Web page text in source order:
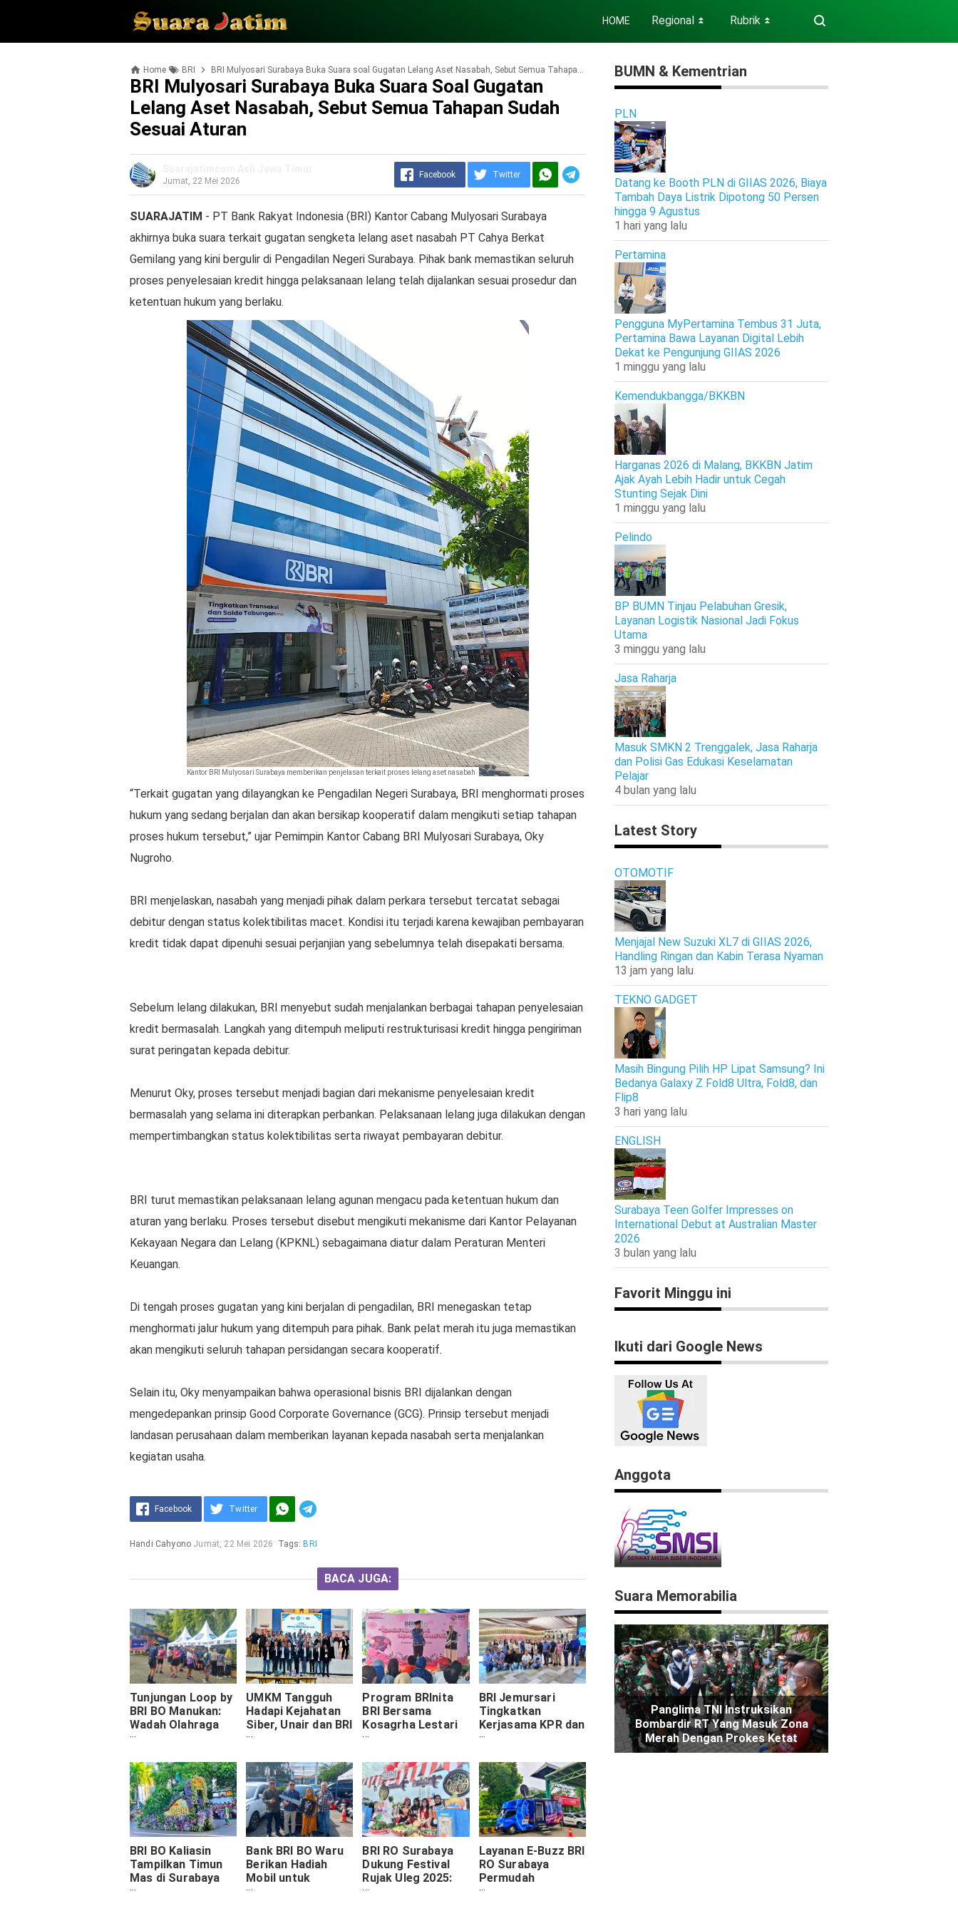
HOME Regional ⏬ Rubrik ⏬
Home BRI BRI Mulyosari Surabaya Buka Suara soal Gugatan Lelang Aset Nasabah, Sebut Semua Tahapan Sudah Sesuai Aturan
BRI Mulyosari Surabaya Buka Suara Soal Gugatan
Lelang Aset Nasabah, Sebut Semua Tahapan Sudah
Sesuai Aturan
Jumat, 22 Mei 2026
Facebook Twitter
SUARAJATIM - PT Bank Rakyat Indonesia (BRI) Kantor Cabang Mulyosari Surabaya
akhirnya buka suara terkait gugatan sengketa lelang aset nasabah PT Cahya Berkat
Gemilang yang kini bergulir di Pengadilan Negeri Surabaya. Pihak bank memastikan seluruh
proses penyelesaian kredit hingga pelaksanaan lelang telah dijalankan sesuai prosedur dan
ketentuan hukum yang berlaku.
Kantor BRI Mulyosari Surabaya memberikan penjelasan terkait proses lelang aset nasabah
“Terkait gugatan yang dilayangkan ke Pengadilan Negeri Surabaya, BRI menghormati proses
hukum yang sedang berjalan dan akan bersikap kooperatif dalam mengikuti setiap tahapan
proses hukum tersebut,” ujar Pemimpin Kantor Cabang BRI Mulyosari Surabaya, Oky
Nugroho.
BRI menjelaskan, nasabah yang menjadi pihak dalam perkara tersebut tercatat sebagai
debitur dengan status kolektibilitas macet. Kondisi itu terjadi karena kewajiban pembayaran
kredit tidak dapat dipenuhi sesuai perjanjian yang sebelumnya telah disepakati bersama.
Sebelum lelang dilakukan, BRI menyebut sudah menjalankan berbagai tahapan penyelesaian
kredit bermasalah. Langkah yang ditempuh meliputi restrukturisasi kredit hingga pengiriman
surat peringatan kepada debitur.
Menurut Oky, proses tersebut menjadi bagian dari mekanisme penyelesaian kredit
bermasalah yang selama ini diterapkan perbankan. Pelaksanaan lelang juga dilakukan dengan
mempertimbangkan status kolektibilitas serta riwayat pembayaran debitur.
BRI turut memastikan pelaksanaan lelang agunan mengacu pada ketentuan hukum dan
aturan yang berlaku. Proses tersebut disebut mengikuti mekanisme dari Kantor Pelayanan
Kekayaan Negara dan Lelang (KPKNL) sebagaimana diatur dalam Peraturan Menteri
Keuangan.
Di tengah proses gugatan yang kini berjalan di pengadilan, BRI menegaskan tetap
menghormati jalur hukum yang ditempuh para pihak. Bank pelat merah itu juga memastikan
akan mengikuti seluruh tahapan persidangan secara kooperatif.
Selain itu, Oky menyampaikan bahwa operasional bisnis BRI dijalankan dengan
mengedepankan prinsip Good Corporate Governance (GCG). Prinsip tersebut menjadi
landasan perusahaan dalam memberikan layanan kepada nasabah serta menjalankan
kegiatan usaha.
Facebook Twitter
Handi Cahyono Jumat, 22 Mei 2026 Tags: BRI
BACA JUGA:
Tunjungan Loop by
BRI BO Manukan:
Wadah Olahraga
dan Transformasi
untuk Masyarakat
UMKM Tangguh
Hadapi Kejahatan
Siber, Unair dan BRI
RO Surabaya
Digital
Program BRInita
BRI Bersama
Kosagrha Lestari
dalam Urban
Kemandirian
Pangan &
Pemberdayaan
Wanita
BRI Jemursari
Tingkatkan
Kerjasama KPR dan
KPA dengan
Surabaya
BRI BO Kaliasin
Tampilkan Timun
Mas di Surabaya
Vaganza 2025
Bank BRI BO Waru
Berikan Hadiah
Mobil untuk
Nasabah Setia
BRI RO Surabaya
Dukung Festival
Rujak Uleg 2025:
Kolaborasi Budaya
Layanan E-Buzz BRI
RO Surabaya
Permudah
Transaksi
BUMN & Kementrian
PLN
Datang ke Booth PLN di GIIAS 2026, Biaya
Tambah Daya Listrik Dipotong 50 Persen
hingga 9 Agustus
1 hari yang lalu
Pertamina
Pengguna MyPertamina Tembus 31 Juta,
Pertamina Bawa Layanan Digital Lebih
Dekat ke Pengunjung GIIAS 2026
1 minggu yang lalu
Kemendukbangga/BKKBN
Harganas 2026 di Malang, BKKBN Jatim
Ajak Ayah Lebih Hadir untuk Cegah
Stunting Sejak Dini
1 minggu yang lalu
Pelindo
BP BUMN Tinjau Pelabuhan Gresik,
Layanan Logistik Nasional Jadi Fokus
Utama
3 minggu yang lalu
Jasa Raharja
Masuk SMKN 2 Trenggalek, Jasa Raharja
dan Polisi Gas Edukasi Keselamatan
Pelajar
4 bulan yang lalu
Latest Story
OTOMOTIF
Menjajal New Suzuki XL7 di GIIAS 2026,
Handling Ringan dan Kabin Terasa Nyaman
13 jam yang lalu
TEKNO GADGET
Masih Bingung Pilih HP Lipat Samsung? Ini
Bedanya Galaxy Z Fold8 Ultra, Fold8, dan
Flip8
3 hari yang lalu
ENGLISH
Surabaya Teen Golfer Impresses on
International Debut at Australian Master
2026
3 bulan yang lalu
Favorit Minggu ini
Ikuti dari Google News
Anggota
Suara Memorabilia
Panglima TNI Instruksikan
Bombardir RT Yang Masuk Zona
Merah Dengan Prokes Ketat